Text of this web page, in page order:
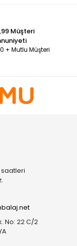
Müşteri
+ Mutlu Müşteri
saatleri
No: 22 C/2